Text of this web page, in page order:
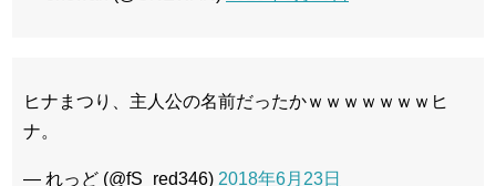
ヒナまつり、主人公の名前だったかｗｗｗｗｗｗｗヒ
ナ。
— れっど (@fS_red346) 2018年6月23日